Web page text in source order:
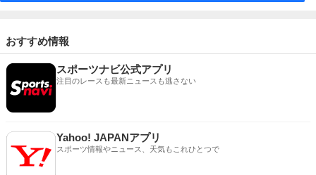
おすすめ情報
スポーツナビ公式アプリ
注目のレースも最新ニュースも逃さない
Yahoo! JAPANアプリ
スポーツ情報やニュース、天気もこれひとつで